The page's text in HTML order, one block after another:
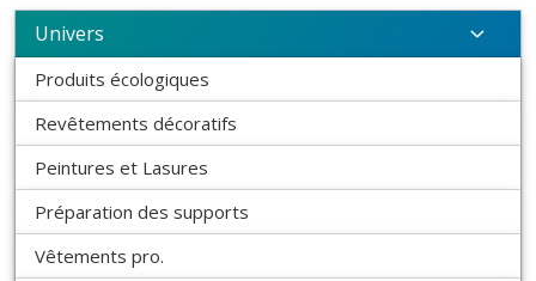
Univers
Produits écologiques
Revêtements décoratifs
Peintures et Lasures
Préparation des supports
Vêtements pro.